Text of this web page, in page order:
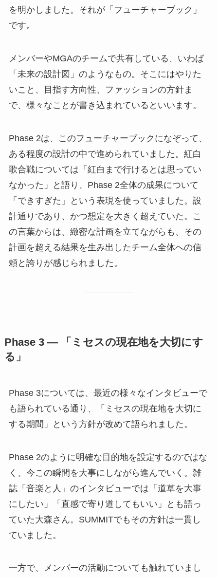
を明かしました。それが「フューチャーブック」
です。
メンバーやMGAのチームで共有している、いわば
「未来の設計図」のようなもの。そこにはやりた
いこと、目指す方向性、ファッションの方針ま
で、様々なことが書き込まれているといいます。
Phase 2は、このフューチャーブックになぞって、
ある程度の設計の中で進められていました。紅白
歌合戦については「紅白まで行けるとは思ってい
なかった」と語り、Phase 2全体の成果について
「できすぎた」という表現を使っていました。設
計通りであり、かつ想定を大きく超えていた。こ
の言葉からは、緻密な計画を立てながらも、その
計画を超える結果を生み出したチーム全体への信
頼と誇りが感じられました。
Phase 3 — 「ミセスの現在地を大切にす
る」
Phase 3については、最近の様々なインタビューで
も語られている通り、「ミセスの現在地を大切に
する期間」という方針が改めて語られました。
Phase 2のように明確な目的地を設定するのではな
く、今この瞬間を大事にしながら進んでいく。雑
誌「音楽と人」のインタビューでは「道草を大事
にしたい」「直感で寄り道してもいい」とも語っ
ていた大森さん。SUMMITでもその方針は一貫し
ていました。
一方で、メンバーの活動についても触れていまし